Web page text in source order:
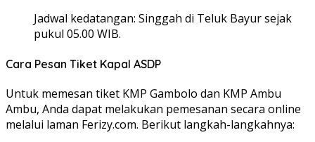
Jadwal kedatangan: Singgah di Teluk Bayur sejak
pukul 05.00 WIB.
Cara Pesan Tiket Kapal ASDP
Untuk memesan tiket KMP Gambolo dan KMP Ambu
Ambu, Anda dapat melakukan pemesanan secara online
melalui laman Ferizy.com. Berikut langkah-langkahnya: